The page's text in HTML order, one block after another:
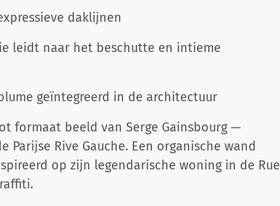
daklijnen
leidt naar het beschutte en intieme
geïntegreerd in de architectuur
formaat beeld van Serge Gainsbourg —
Rive Gauche. Een organische wand
op zijn legendarische woning in de Rue